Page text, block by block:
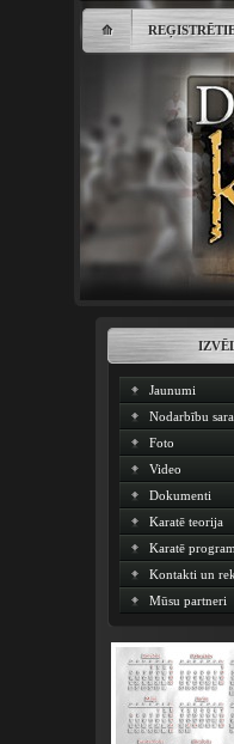
⟰
Jaunumi
Nodarbību
Foto
Video
Dokumenti
Karatē teorija
Karatē
Kontakti un
Mūsu partneri